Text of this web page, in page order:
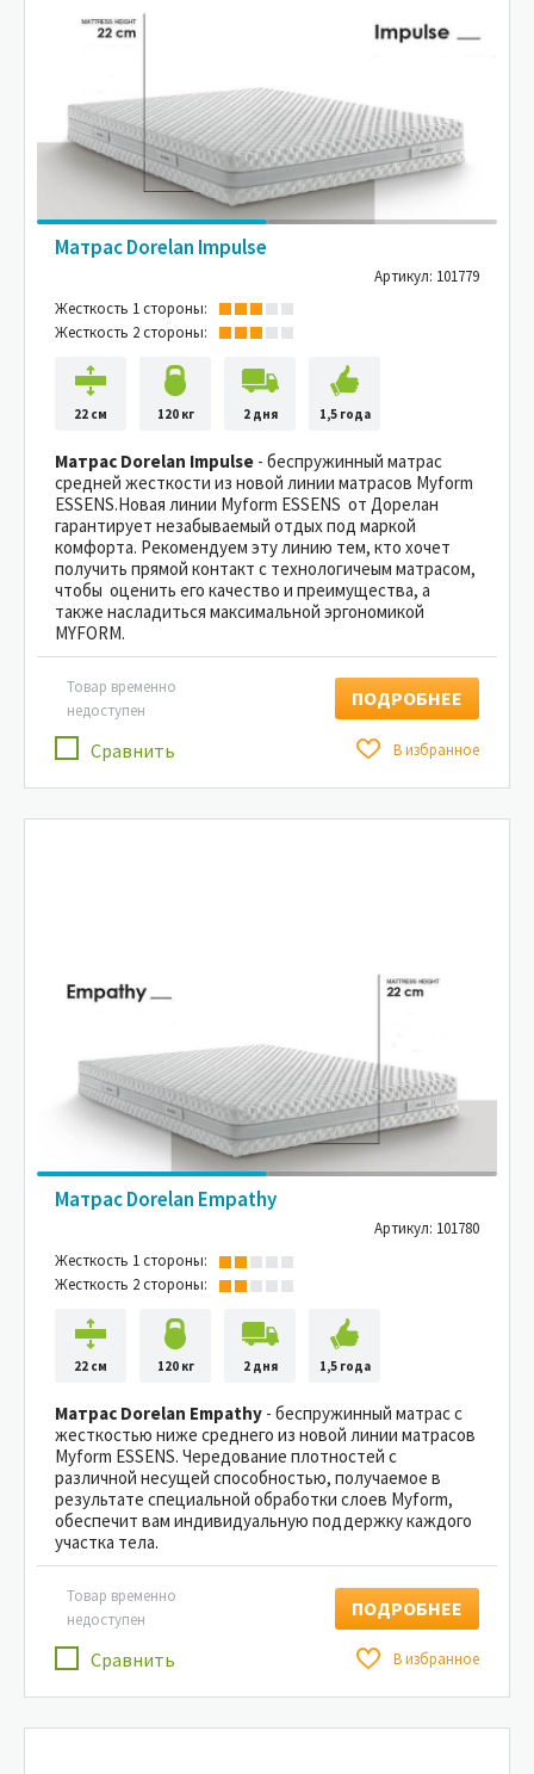
Матрас Dorelan Impulse
Артикул: 101779
Жесткость 1 стороны:
Жесткость 2 стороны:
22 см 120 кг 2 дня 1,5 года
Матрас Dorelan Impulse - беспружинный матрас
средней жесткости из новой линии матрасов Myform
ESSENS.Новая линии Myform ESSENS от Дорелан
гарантирует незабываемый отдых под маркой
комфорта. Рекомендуем эту линию тем, кто хочет
получить прямой контакт с технологичеым матрасом,
чтобы оценить его качество и преимущества, а
также насладиться максимальной эргономикой
MYFORM.
Сравнить В избранное
Товар временно
недоступен
ПОДРОБНЕЕ
Матрас Dorelan Empathy
Артикул: 101780
Жесткость 1 стороны:
Жесткость 2 стороны:
22 см 120 кг 2 дня 1,5 года
Матрас Dorelan Empathy - беспружинный матрас с
жесткостью ниже среднего из новой линии матрасов
Myform ESSENS. Чередование плотностей с
различной несущей способностью, получаемое в
результате специальной обработки слоев Myform,
обеспечит вам индивидуальную поддержку каждого
участка тела.
Сравнить В избранное
Товар временно
недоступен
ПОДРОБНЕЕ